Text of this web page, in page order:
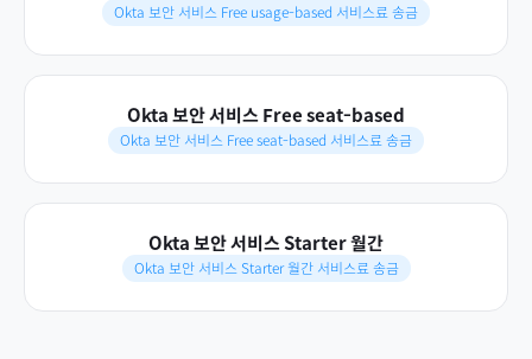
Okta 보안 서비스 Free usage-based 서비스료 송금
Okta 보안 서비스 Free seat-based
Okta 보안 서비스 Free seat-based 서비스료 송금
Okta 보안 서비스 Starter 월간
Okta 보안 서비스 Starter 월간 서비스료 송금